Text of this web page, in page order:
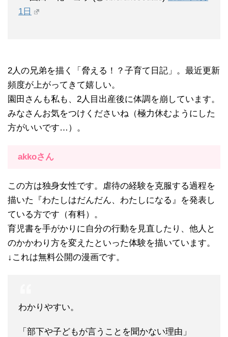
1日
2人の兄弟を描く「脅える！？子育て日記」。最近更新
頻度が上がってきて嬉しい。
園田さんも私も、2人目出産後に体調を崩しています。
みなさんお気をつけくださいね（極力休むようにした
方がいいです…）。
akkoさん
この方は独身女性です。虐待の経験を克服する過程を
描いた『わたしはだんだん、わたしになる』を発表し
ている方です（有料）。
育児書を手がかりに自分の行動を見直したり、他人と
のかかわり方を変えたといった体験を描いています。
↓これは無料公開の漫画です。
わかりやすい。
「部下や子どもが言うことを聞かない理由」